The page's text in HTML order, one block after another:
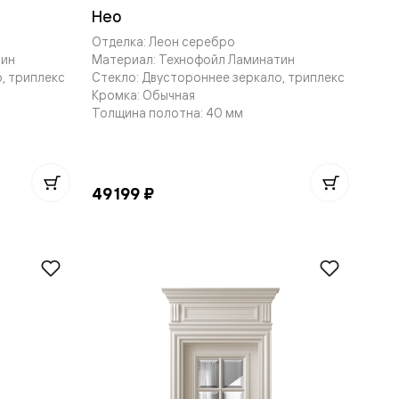
триплекс
Нео
Отделка: Леон серебро
Материал: Технофойл Ламинатин
Стекло: Двустороннее зеркало, триплекс
Кромка: Обычная
Толщина полотна: 40 мм
49 199 ₽